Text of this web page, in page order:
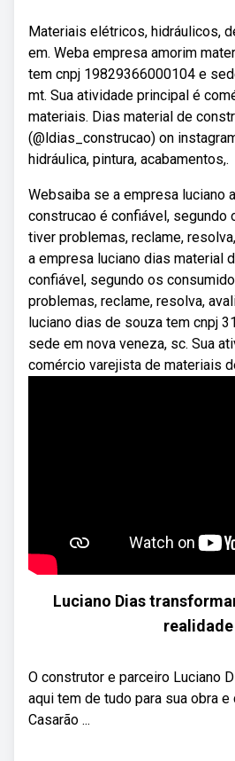
Materiais elétricos, hidráulicos,
em. Weba empresa amorim
tem cnpj 19829366000104 e
mt. Sua atividade principal é
materiais. Dias material de
(@ldias_construcao) on
hidráulica, pintura, acabamentos,.
Websaiba se a empresa luciano
construcao é confiável, segundo
tiver problemas, reclame,
a empresa luciano dias material
confiável, segundo os
problemas, reclame, resolva,
luciano dias de souza tem cnpj
sede em nova veneza, sc. Sua
comércio varejista de materiais
Luciano Dias
realidade
O construtor e parceiro Luciano
aqui tem de tudo para sua obra
Casarão ...